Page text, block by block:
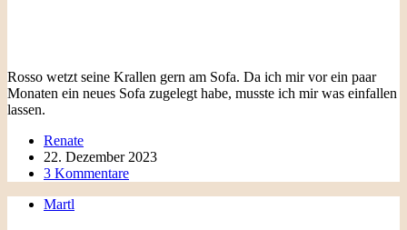
Rosso wetzt seine Krallen gern am Sofa. Da ich mir vor ein paar
Monaten ein neues Sofa zugelegt habe, musste ich mir was einfallen
lassen.
Renate
22. Dezember 2023
3 Kommentare
Martl